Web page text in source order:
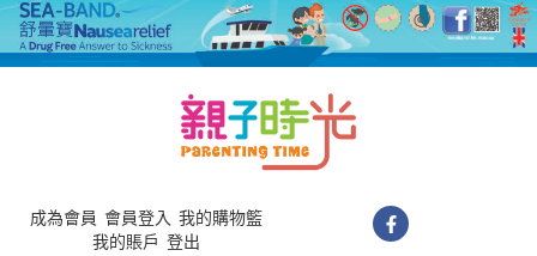
成為會員 會員登入 我的購物籃
我的賬戶 登出